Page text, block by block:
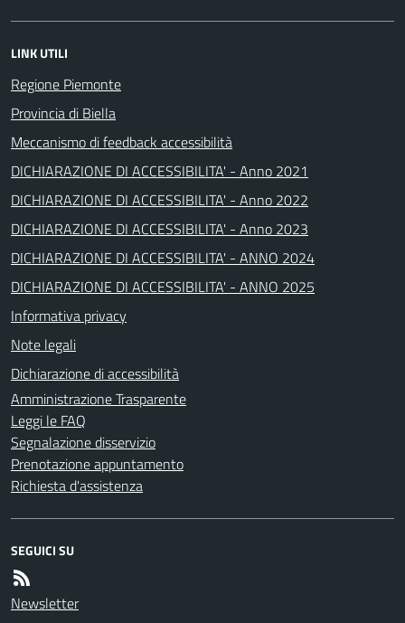
LINK UTILI
Regione Piemonte
Provincia di Biella
Meccanismo di feedback accessibilità
DICHIARAZIONE DI ACCESSIBILITA' - Anno 2021
DICHIARAZIONE DI ACCESSIBILITA' - Anno 2022
DICHIARAZIONE DI ACCESSIBILITA' - Anno 2023
DICHIARAZIONE DI ACCESSIBILITA' - ANNO 2024
DICHIARAZIONE DI ACCESSIBILITA' - ANNO 2025
Informativa privacy
Note legali
Dichiarazione di accessibilità
Amministrazione Trasparente
Leggi le FAQ
Segnalazione disservizio
Prenotazione appuntamento
Richiesta d'assistenza
SEGUICI SU
Newsletter